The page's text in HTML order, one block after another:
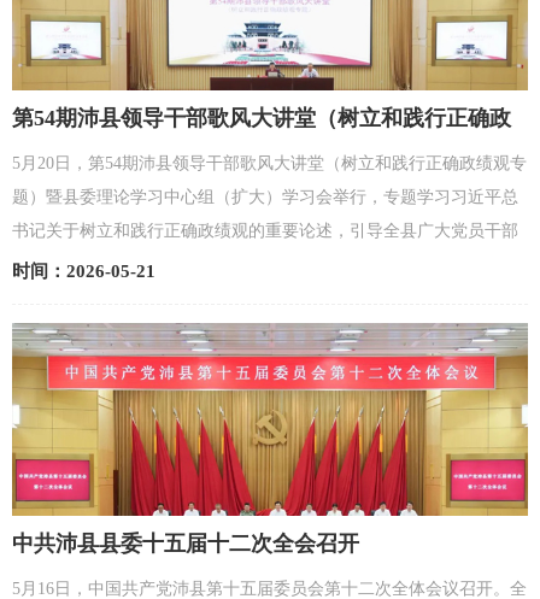
第54期沛县领导干部歌风大讲堂（树立和践行正确政
行
5月20日，第54期沛县领导干部歌风大讲堂（树立和践行正确政绩观专
题）暨县委理论学习中心组（扩大）学习会举行，专题学习习近平总
书记关于树立和践行正确政绩观的重要论述，引导全县广大党员干部
进一步统一思想认识、校准价值坐标、砥砺实干作风，...
时间：2026-05-21
中共沛县县委十五届十二次全会召开
5月16日，中国共产党沛县第十五届委员会第十二次全体会议召开。全